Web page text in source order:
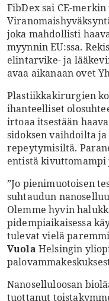
FibDex sai CE-merkin
joka mahdollisti
myynnin EU:ssa.
elintarvike- ja
avaa aikanaan ovet
Plastiikkakirurgien
ihanteelliset
irtoaa itsestään
sidoksen vaihdoilta
repeytymisiltä.
entistä
”Jo pienimuotoisen
suhtaudun
Olemme hyvin
pidempiaikaisessa
tulevat vielä
Vuola Helsingin
Nanoselluloosan
tuottanut